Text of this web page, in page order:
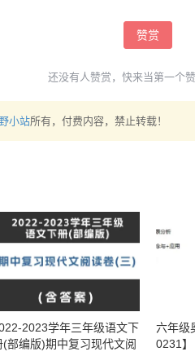
赞赏
还没有人赞赏，快来当第一个赞
小站所有，付费内容，禁止转载！
2023学年三年级语文下
(部编版)期中复习现代文阅
六年级
0231】